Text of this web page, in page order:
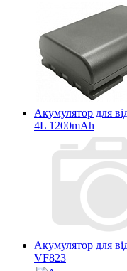
Акумулятор для
4L 1200mAh
Акумулятор для
VF823